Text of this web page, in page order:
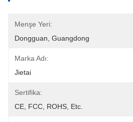
Menşe Yeri:
Dongguan, Guangdong
Marka Adı:
Jietai
Sertifika:
CE, FCC, ROHS, Etc.